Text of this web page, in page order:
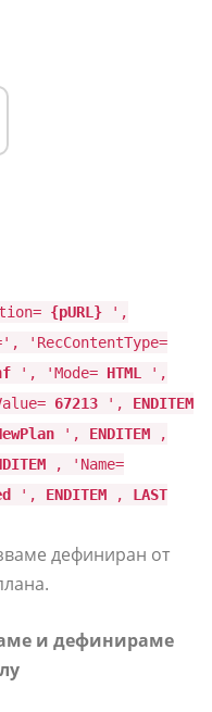
{pURL} ',
'RecContentType=
', 'Mode= HTML ',
67213 ', ENDITEM
', ENDITEM ,
, 'Name=
', ENDITEM , LAST
дефиниран от
и дефинираме